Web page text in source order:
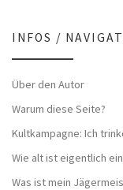
INFOS /
Über den Autor
Warum diese Seite?
Kultkampagne: Ich
Wie alt ist eigentlich
Was ist mein